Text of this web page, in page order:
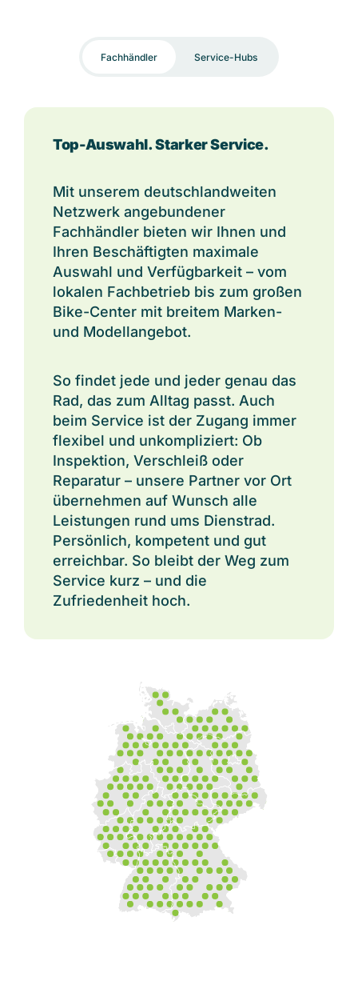
Fachhändler Service-Hubs
Top-Auswahl. Starker Service.
Mit unserem deutschlandweiten
Netzwerk angebundener
Fachhändler bieten wir Ihnen und
Ihren Beschäftigten maximale
Auswahl und Verfügbarkeit – vom
lokalen Fachbetrieb bis zum großen
Bike-Center mit breitem Marken-
und Modellangebot.
So findet jede und jeder genau das
Rad, das zum Alltag passt. Auch
beim Service ist der Zugang immer
flexibel und unkompliziert: Ob
Inspektion, Verschleiß oder
Reparatur – unsere Partner vor Ort
übernehmen auf Wunsch alle
Leistungen rund ums Dienstrad.
Persönlich, kompetent und gut
erreichbar. So bleibt der Weg zum
Service kurz – und die
Zufriedenheit hoch.